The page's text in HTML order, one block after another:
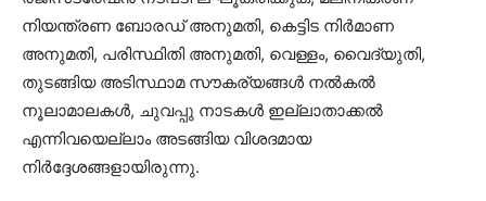
നിയന്ത്രണ ബോരഡ് അനുമതി, കെട്ടിട നിര്‍മാണ
അനുമതി, പരിസ്ഥിതി അനുമതി, വെള്ളം, വൈദ്യുതി,
തുടങ്ങിയ അടിസ്ഥാമ സൗകര്യങ്ങള്‍ നല്‍കല്‍
നൂലാമാലകള്‍, ചുവപ്പു നാടകള്‍ ഇല്ലാതാക്കല്‍
എന്നിവയെല്ലാം അടങ്ങിയ വിശദമായ
നിര്‍ദ്ദേശങ്ങളായിരുന്നു.